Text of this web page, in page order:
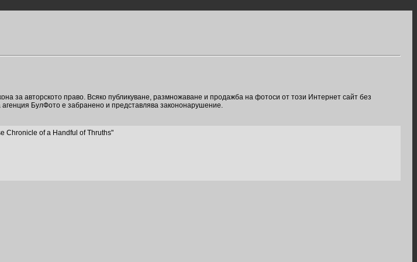
за авторското право. Всяко публикуване, размножаване и продажба на фотоси от този Интернет сайт без
БулФото е забранено и представлява закононарушение.
Chronicle of a Handful of Thruths"